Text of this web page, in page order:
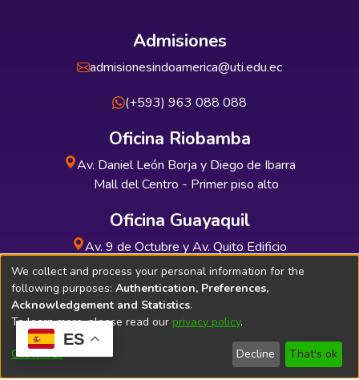
ES
Admisiones
admisionesindoamerica@uti.edu.ec
(+593) 963 088 088
Oficina Riobamba
Av. Daniel León Borja y Diego de Ibarra
Mall del Centro - Primer piso alto
Oficina Guayaquil
Av. 9 de Octubre y Av. Quito Edificio
INDUAUTO - Planta baja
Soporte Técnico Bibliolatino.com
We collect and process your personal information for the
following purposes: Authentication, Preferences,
Acknowledgement and Statistics.
To learn more, please read our privacy policy.
Customize Decline That's ok